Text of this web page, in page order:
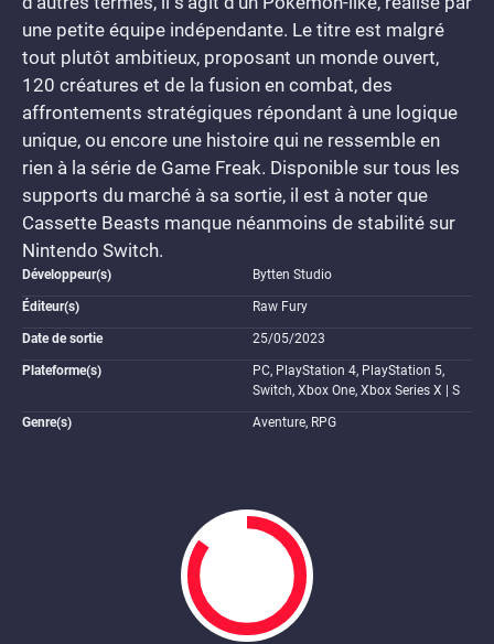
une petite équipe indépendante. Le titre est malgré
tout plutôt ambitieux, proposant un monde ouvert,
120 créatures et de la fusion en combat, des
affrontements stratégiques répondant à une logique
unique, ou encore une histoire qui ne ressemble en
rien à la série de Game Freak. Disponible sur tous les
supports du marché à sa sortie, il est à noter que
Cassette Beasts manque néanmoins de stabilité sur
Nintendo Switch.
Développeur(s) Bytten Studio
Éditeur(s) Raw Fury
Date de sortie 25/05/2023
Plateforme(s)
PC, PlayStation 4, PlayStation 5,
Switch, Xbox One, Xbox Series X | S
Genre(s) Aventure, RPG